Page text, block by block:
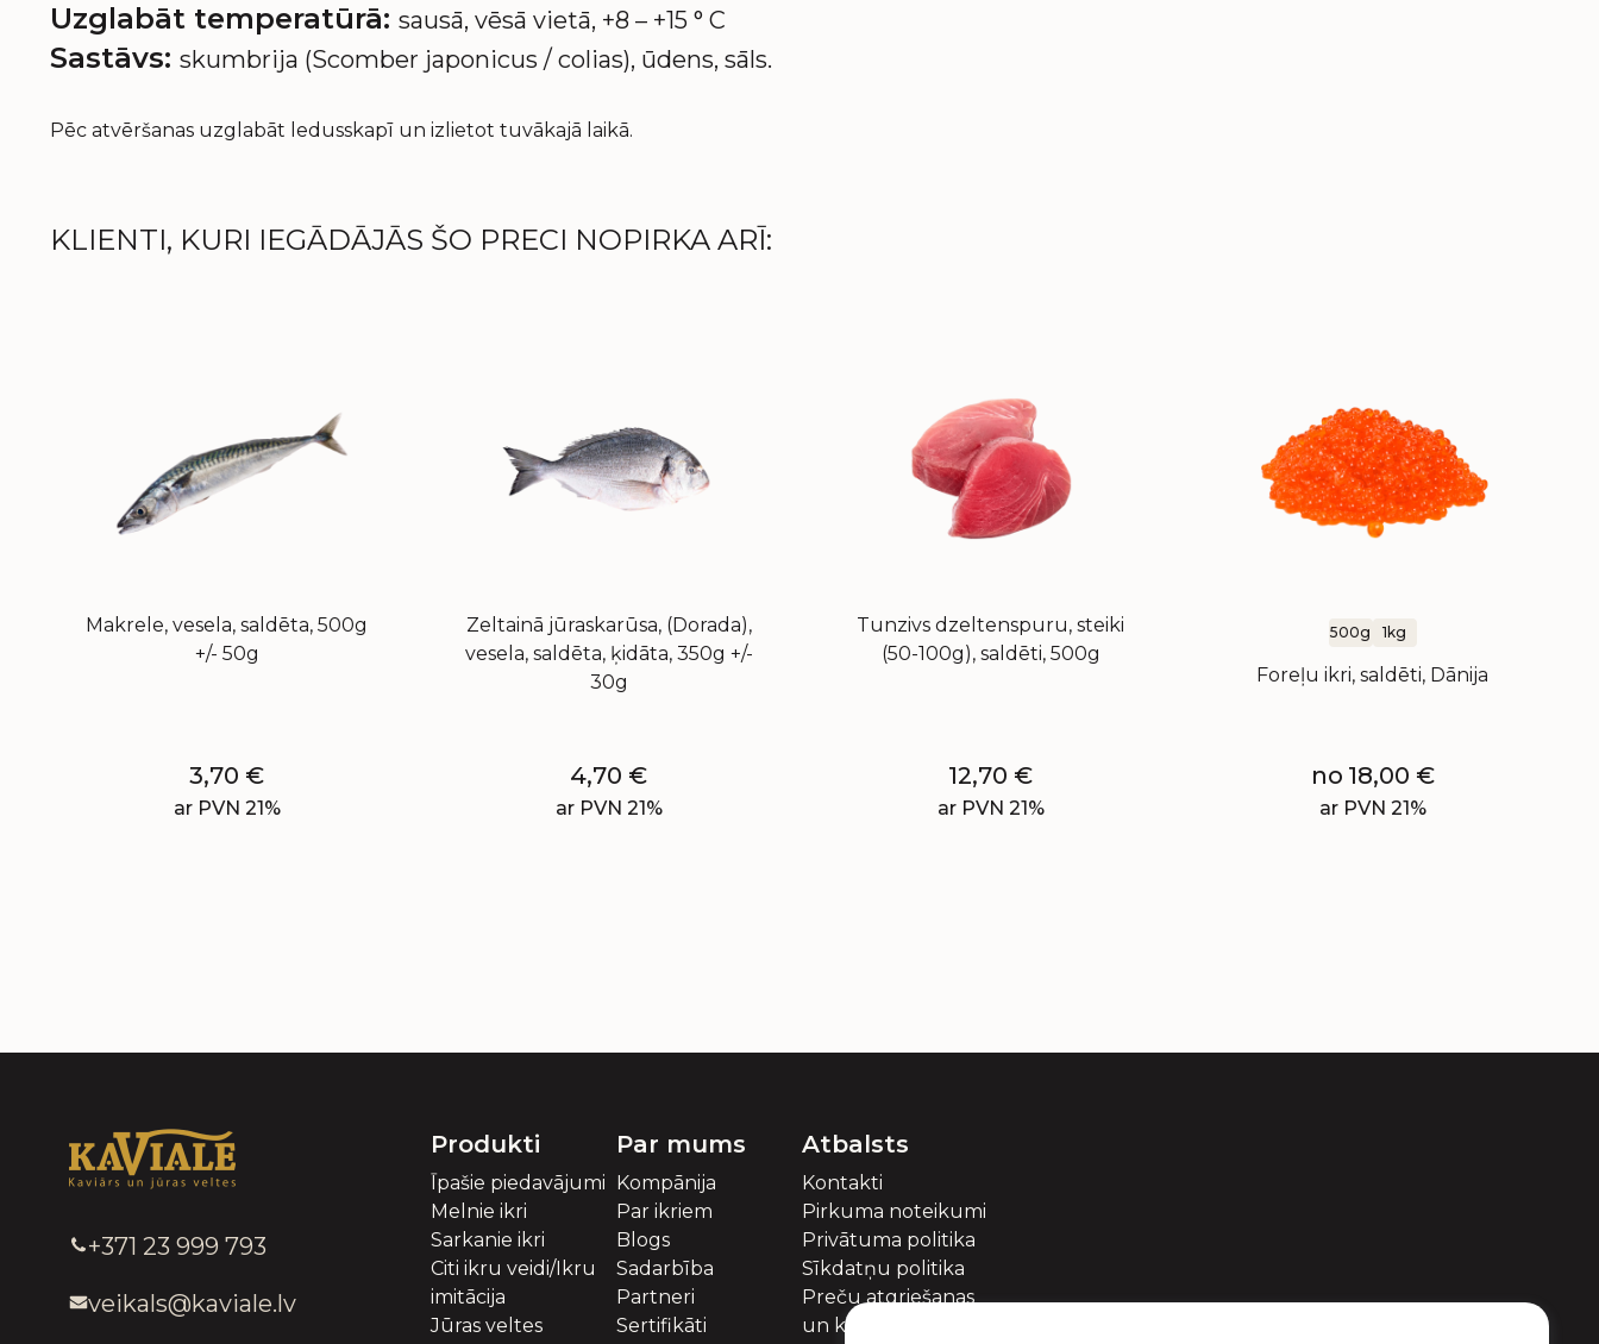
Uzglabāt temperatūrā: sausā, vēsā vietā, +8 – +15 ° C
Sastāvs: skumbrija (Scomber japonicus / colias), ūdens, sāls.
Pēc atvēršanas uzglabāt ledusskapī un izlietot tuvākajā laikā.
KLIENTI, KURI IEGĀDĀJĀS ŠO PRECI NOPIRKA ARĪ:
Makrele, vesela, saldēta, 500g
+/- 50g
3,70 €
ar PVN 21%
Zeltainā jūraskarūsa, (Dorada),
vesela, saldēta, ķidāta, 350g +/-
30g
4,70 €
ar PVN 21%
Tunzivs dzeltenspuru, steiki
(50-100g), saldēti, 500g
12,70 €
ar PVN 21%
500g 1kg
Foreļu ikri, saldēti, Dānija
no 18,00 €
ar PVN 21%
+371 23 999 793
veikals@kaviale.lv
Produkti
Īpašie piedavājumi
Melnie ikri
Sarkanie ikri
Citi ikru veidi/Ikru
imitācija
Jūras veltes
Par mums
Kompānija
Par ikriem
Blogs
Sadarbība
Partneri
Sertifikāti
Atbalsts
Kontakti
Pirkuma noteikumi
Privātuma politika
Sīkdatņu politika
Preču atgriešanas
un kompensācijas